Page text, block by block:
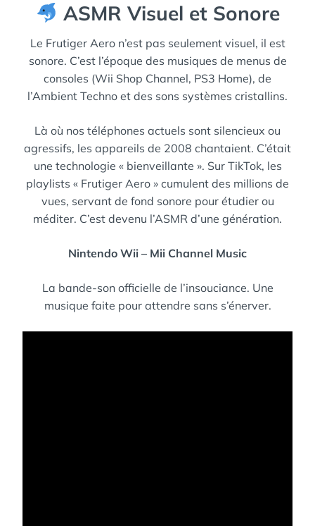
ASMR Visuel et Sonore
Le Frutiger Aero n’est pas seulement visuel, il est
sonore. C’est l’époque des musiques de menus de
consoles (Wii Shop Channel, PS3 Home), de
l’Ambient Techno et des sons systèmes cristallins.
Là où nos téléphones actuels sont silencieux ou
agressifs, les appareils de 2008 chantaient. C’était
une technologie « bienveillante ». Sur TikTok, les
playlists « Frutiger Aero » cumulent des millions de
vues, servant de fond sonore pour étudier ou
méditer. C’est devenu l’ASMR d’une génération.
Nintendo Wii – Mii Channel Music
La bande-son officielle de l’insouciance. Une
musique faite pour attendre sans s’énerver.